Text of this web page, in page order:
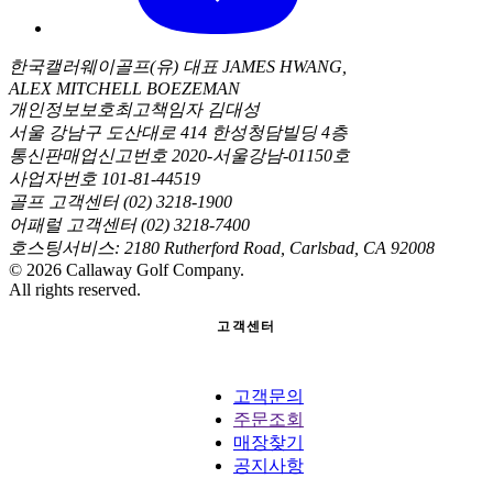
한국캘러웨이골프(유) 대표 JAMES HWANG,
ALEX MITCHELL BOEZEMAN
개인정보보호최고책임자 김대성
서울 강남구 도산대로 414 한성청담빌딩 4층
통신판매업신고번호 2020-서울강남-01150호
사업자번호 101-81-44519
골프 고객센터 (02) 3218-1900
어패럴 고객센터 (02) 3218-7400
호스팅서비스: 2180 Rutherford Road, Carlsbad, CA 92008
© 2026 Callaway Golf Company.
All rights reserved.
고객센터
고객문의
주문조회
매장찾기
공지사항